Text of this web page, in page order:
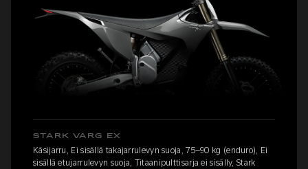
STARK VARG EX
Käsijarru, Ei sisällä takajarrulevyn suoja, 75–90 kg (enduro), Ei
sisällä etujarrulevyn suoja, Titaanipulttisarja ei sisälly, Stark